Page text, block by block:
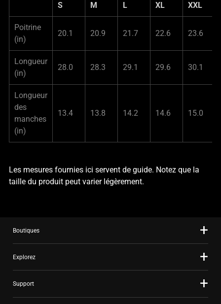
S M L XL XXL
Poitrine
(in)
20.1 20.9 21.7 22.6 23.6
Longueur
(in)
28.0 28.3 29.1 29.6 30.1
Longueur
des
manches
(in)
13.4 13.8 14.2 14.6 15.0
Les mesures fournies ici servent de guide. Notez que la
taille du produit peut varier légèrement.
Boutiques
Explorez
Support